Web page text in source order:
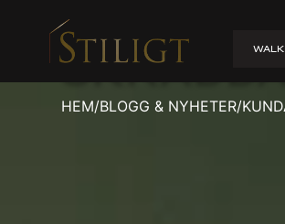
HEM/BLOGG & NYHETER/